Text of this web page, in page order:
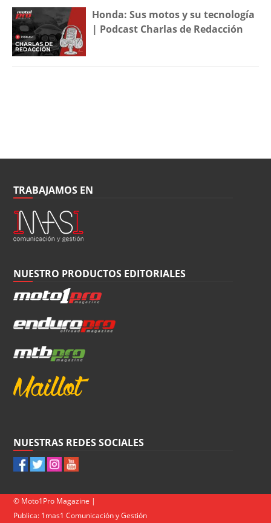
Honda: Sus motos y su tecnología
| Podcast Charlas de Redacción
TRABAJAMOS EN
NUESTRO PRODUCTOS EDITORIALES
NUESTRAS REDES SOCIALES
© Moto1Pro Magazine |
Publica: 1mas1 Comunicación y Gestión